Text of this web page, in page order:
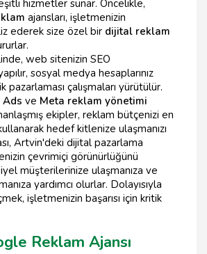
hizmetler sunar. Öncelikle,
ajansları, işletmenizin
ederek size özel bir dijital reklam
web sitenizin SEO
sosyal medya hesaplarınız
çalışmaları yürütülür.
Ads ve Meta reklam yönetimi
ekipler, reklam bütçenizi en
hedef kitlenize ulaşmanızı
Artvin'deki dijital pazarlama
çevrimiçi görünürlüğünü
müşterilerinize ulaşmanıza ve
yardımcı olurlar. Dolayısıyla
işletmenizin başarısı için kritik
Reklam Ajansı